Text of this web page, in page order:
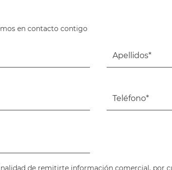
en contacto contigo
de remitirte información comercial, por